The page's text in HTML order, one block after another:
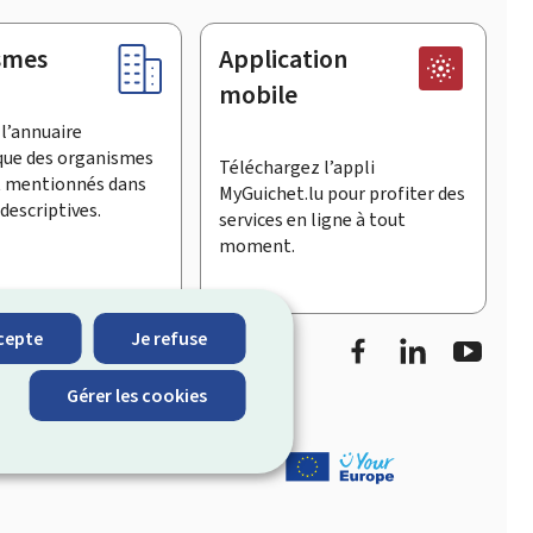
Je refuse
Gérer les cookies
des organismes
dans
Application
mobile
Téléchargez l’appli
MyGuichet.lu pour profiter des
services en ligne à tout
moment.
FacebookLinkedIn
sur les